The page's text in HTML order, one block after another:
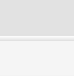
perfekte-